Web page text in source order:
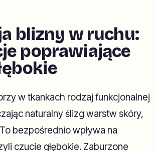
blizny w ruchu:
poprawiające
w tkankach rodzaj funkcjonalnej
naturalny ślizg warstw skóry,
bezpośrednio wpływa na
czucie głębokie. Zaburzone